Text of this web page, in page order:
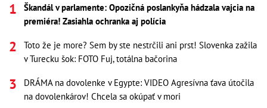
Škandál v parlamente: Opozičná poslankyňa hádzala vajcia na
premiéra! Zasiahla ochranka aj polícia
Toto že je more? Sem by ste nestrčili ani prst! Slovenka zažila
v Turecku šok: FOTO Fuj, totálna bačorina
DRÁMA na dovolenke v Egypte: VIDEO Agresívna ťava útočila
na dovolenkárov! Chcela sa okúpať v mori